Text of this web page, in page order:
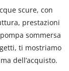
scure, con
prestazioni
sommersa
ti mostriamo
dell’acquisto.